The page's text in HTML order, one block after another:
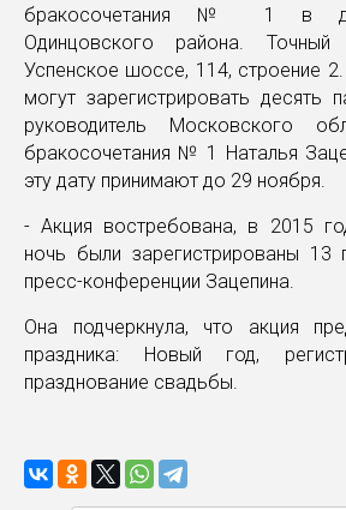
бракосочетания № 1 в
Одинцовского района.
Успенское шоссе, 114, строение
могут зарегистрировать десять
руководитель Московского
бракосочетания № 1 Наталья
эту дату принимают до 29 ноября.
- Акция востребована, в 2015
ночь были зарегистрированы 13
пресс-конференции Зацепина.
Она подчеркнула, что акция
праздника: Новый год,
празднование свадьбы.